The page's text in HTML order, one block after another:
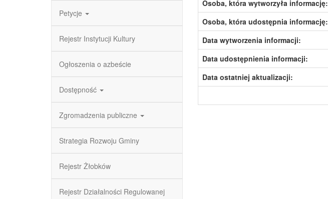
Petycje
Rejestr Instytucji Kultury
Ogłoszenia o azbeście
Dostępność
Zgromadzenia publiczne
Strategia Rozwoju Gminy
Rejestr Żłobków
Rejestr Działalności Regulowanej
Osoba, która wytworzyła informację:
Osoba, która udostępnia informację:
Data wytworzenia informacji:
Data udostępnienia informacji:
Data ostatniej aktualizacji: